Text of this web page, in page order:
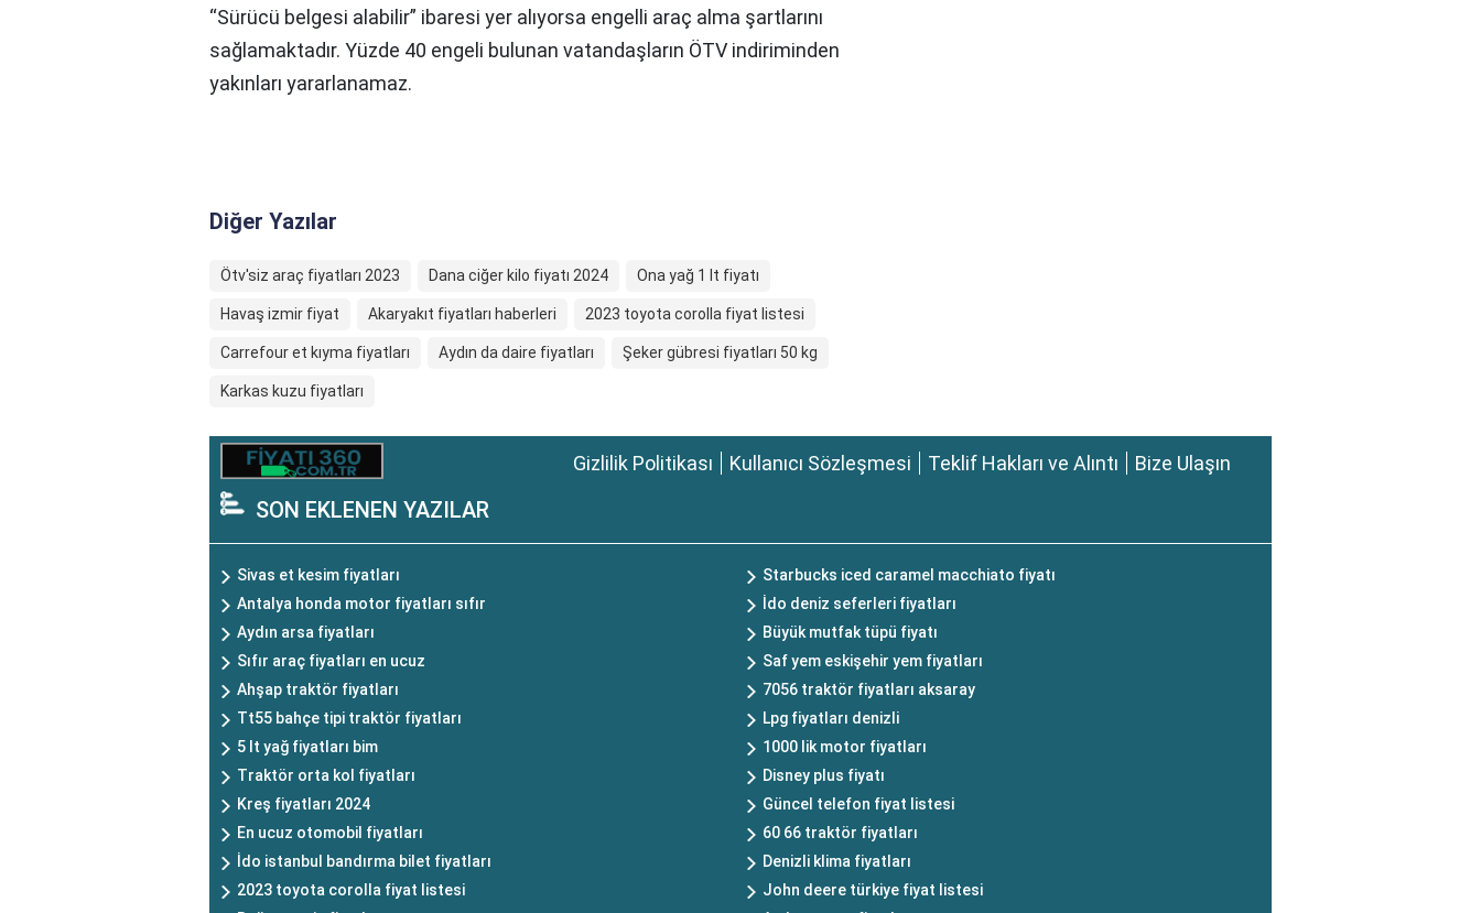
“Sürücü belgesi alabilir” ibaresi yer alıyorsa engelli araç alma şartlarını
sağlamaktadır. Yüzde 40 engeli bulunan vatandaşların ÖTV indiriminden
yakınları yararlanamaz.
Diğer Yazılar
Ötv'siz araç fiyatları 2023 Dana ciğer kilo fiyatı 2024 Ona yağ 1 lt fiyatı
Havaş izmir fiyat Akaryakıt fiyatları haberleri 2023 toyota corolla fiyat listesi
Carrefour et kıyma fiyatları Aydın da daire fiyatları Şeker gübresi fiyatları 50 kg
Karkas kuzu fiyatları
Gizlilik Politikası Kullanıcı Sözleşmesi Teklif Hakları ve Alıntı Bize Ulaşın
SON EKLENEN YAZILAR
Sivas et kesim fiyatları
Starbucks iced caramel macchiato fiyatı
Antalya honda motor fiyatları sıfır
İdo deniz seferleri fiyatları
Aydın arsa fiyatları
Büyük mutfak tüpü fiyatı
Sıfır araç fiyatları en ucuz
Saf yem eskişehir yem fiyatları
Ahşap traktör fiyatları
7056 traktör fiyatları aksaray
Tt55 bahçe tipi traktör fiyatları
Lpg fiyatları denizli
5 lt yağ fiyatları bim
1000 lik motor fiyatları
Traktör orta kol fiyatları
Disney plus fiyatı
Kreş fiyatları 2024
Güncel telefon fiyat listesi
En ucuz otomobil fiyatları
60 66 traktör fiyatları
İdo istanbul bandırma bilet fiyatları
Denizli klima fiyatları
2023 toyota corolla fiyat listesi
John deere türkiye fiyat listesi